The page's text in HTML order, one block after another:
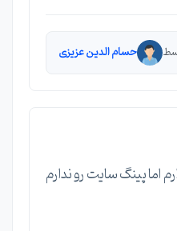
حسام الدین عزیزی
و 1.1.1.1 رو دارم اما پینگ سایت رو ندارم